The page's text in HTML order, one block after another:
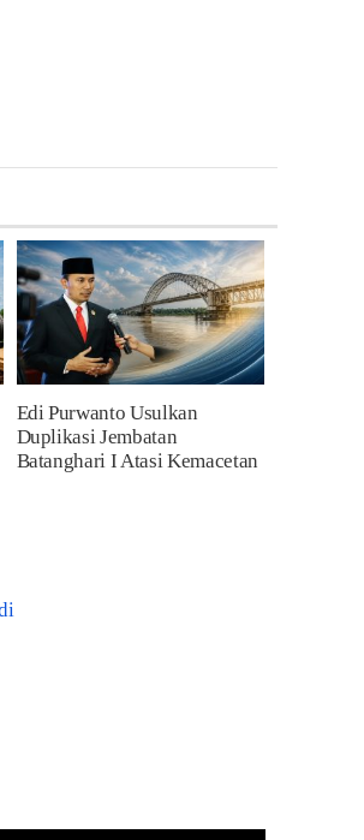
Edi Purwanto Usulkan
Duplikasi Jembatan
Batanghari I Atasi Kemacetan